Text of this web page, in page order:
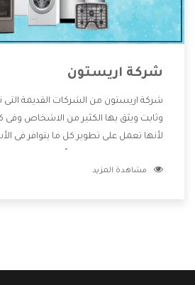
شركة اريستون
شركة اريستون من الشركات القديمة
وثابت ويثق بها الكثير من الاشخاص وفى
لأنها تعمل على تطوير كل ما يتوافر فى
وتقدم للعملاء أقوى العروض
مشاهدة المزيد